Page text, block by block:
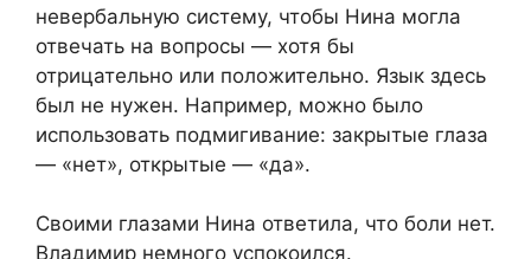
невербальную систему, чтобы Нина могла
отвечать на вопросы — хотя бы
отрицательно или положительно. Язык здесь
был не нужен. Например, можно было
использовать подмигивание: закрытые глаза
— «нет», открытые — «да».
Своими глазами Нина ответила, что боли нет.
Владимир немного успокоился.